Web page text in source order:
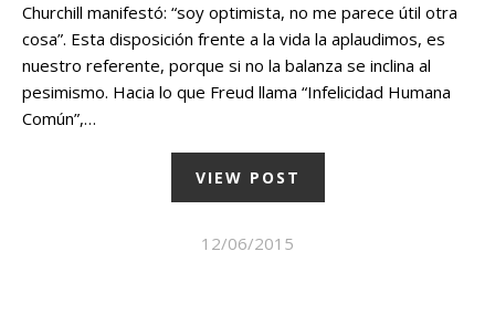
Churchill manifestó: “soy optimista, no me parece útil otra
cosa”. Esta disposición frente a la vida la aplaudimos, es
nuestro referente, porque si no la balanza se inclina al
pesimismo. Hacia lo que Freud llama “Infelicidad Humana
Común”,…
VIEW POST
12/06/2015